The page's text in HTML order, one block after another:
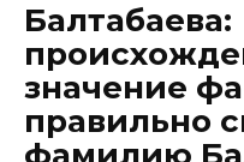
Балтабаева:
значение
правильно